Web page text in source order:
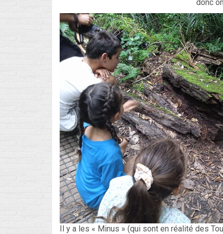
donc
Il y a les « Minus » (qui sont en réalité des